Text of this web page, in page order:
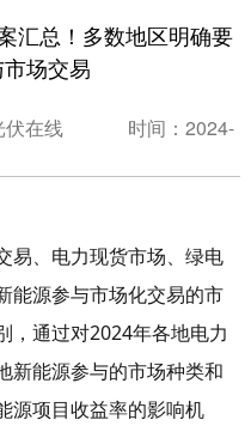
汇总​！多数地区明确要
场交易
伏在线
时间：2024-
易、电力现货市场、绿电
能源参与市场化交易的市
，通过对2024年各地电力
新能源参与的市场种类和
源项目收益率的影响机